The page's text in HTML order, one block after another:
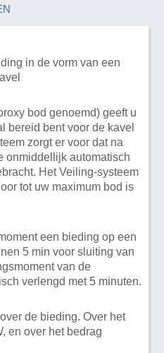
in de vorm van een
bod genoemd) geeft u
bereid bent voor de kavel
zorgt er voor dat na
onmiddellijk automatisch
Het Veiling-systeem
tot uw maximum bod is
een bieding op een
5 min voor sluiting van
van de
verlengd met 5 minuten.
de bieding. Over het
en over het bedrag